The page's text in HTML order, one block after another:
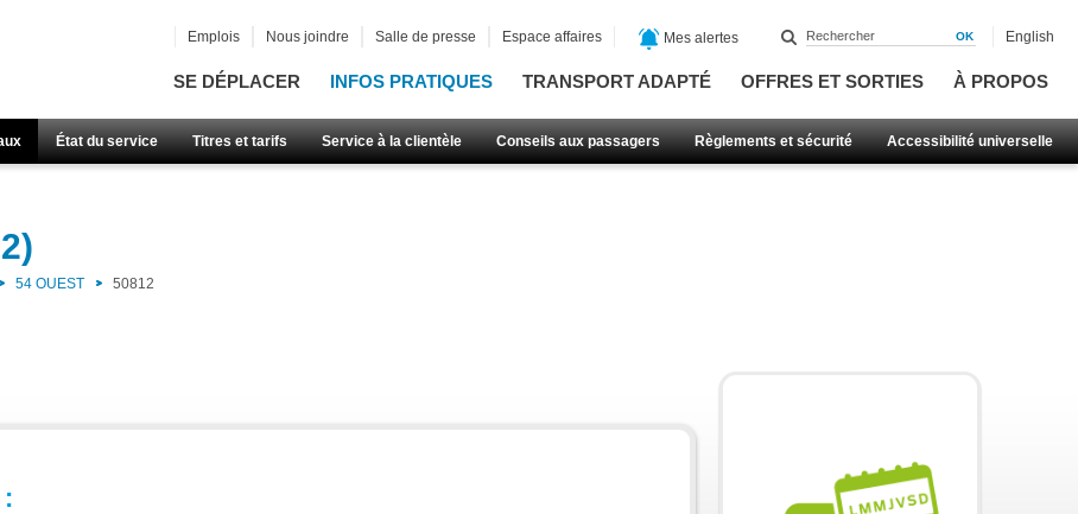
SE DÉPLACER INFOS PRATIQUES TRANSPORT ADAPTÉ OFFRES ET SORTIES À PROPOS
État du service Titres et tarifs Service à la clientèle Conseils aux passagers Règlements et sécurité Accessibilité universelle
Emplois Nous joindre Salle de presse Espace affaires Mes alertes English
54 OUEST 50812